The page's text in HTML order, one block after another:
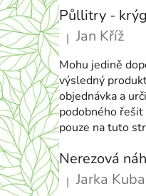
n
í
p
a
n
e
l
Půllitry -
Hodnocení
| Jan Kříž
Mohu jedině
výsledný
objednávka a
podobného
pouze na tuto
Hodnocení
| Jarka